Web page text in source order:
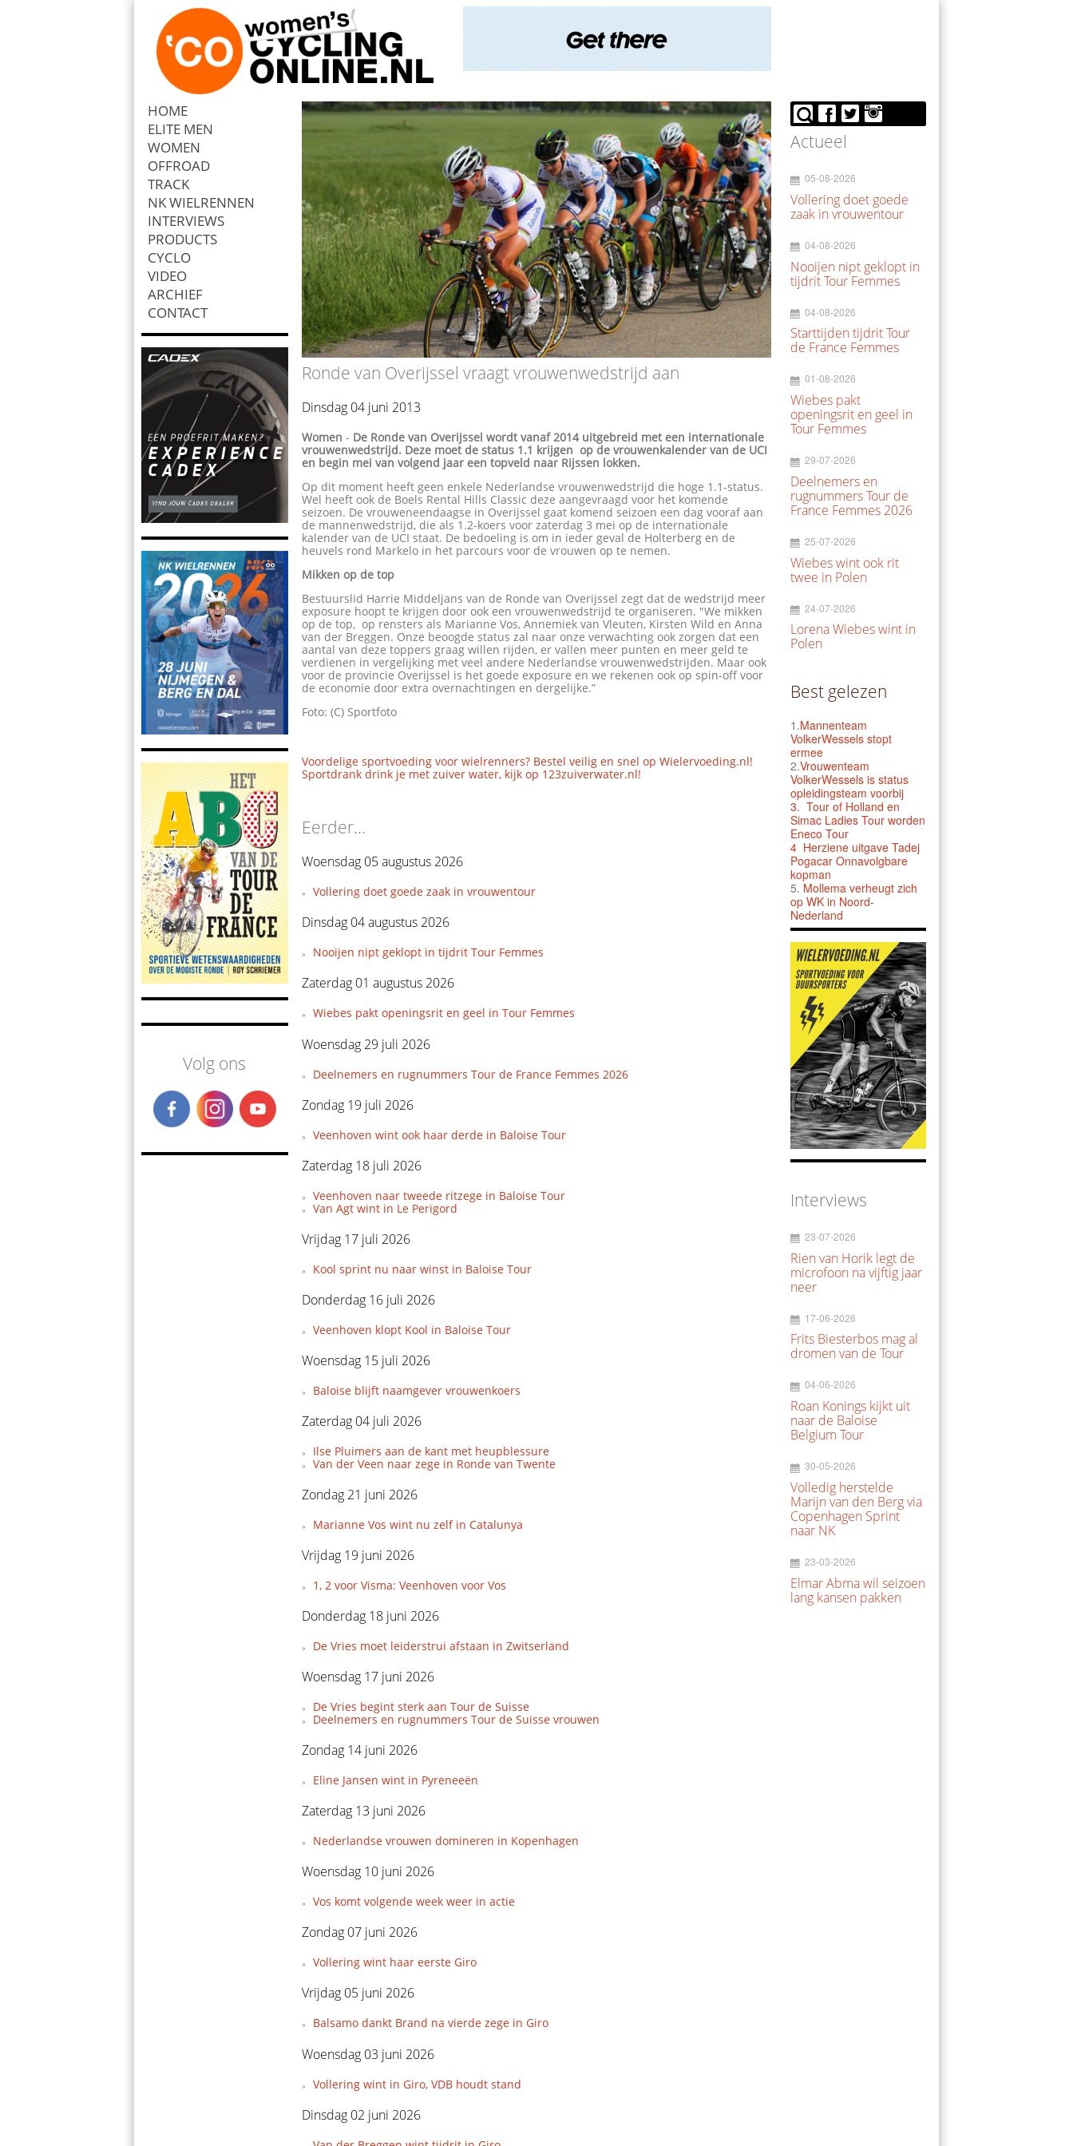
HOME
ELITE MEN
WOMEN
OFFROAD
TRACK
NK WIELRENNEN
INTERVIEWS
PRODUCTS
CYCLO
VIDEO
ARCHIEF
CONTACT
Zoek
Volg ons
Ronde van Overijssel vraagt vrouwenwedstrijd aan
Dinsdag 04 juni 2013
Women - De Ronde van Overijssel wordt vanaf 2014 uitgebreid met een internationale
vrouwenwedstrijd. Deze moet de status 1.1 krijgen op de vrouwenkalender van de UCI
en begin mei van volgend jaar een topveld naar Rijssen lokken.
Op dit moment heeft geen enkele Nederlandse vrouwenwedstrijd die hoge 1.1-status.
Wel heeft ook de Boels Rental Hills Classic deze aangevraagd voor het komende
seizoen. De vrouweneendaagse in Overijssel gaat komend seizoen een dag vooraf aan
de mannenwedstrijd, die als 1.2-koers voor zaterdag 3 mei op de internationale
kalender van de UCI staat. De bedoeling is om in ieder geval de Holterberg en de
heuvels rond Markelo in het parcours voor de vrouwen op te nemen.
Mikken op de top
Bestuurslid Harrie Middeljans van de Ronde van Overijssel zegt dat de wedstrijd meer
exposure hoopt te krijgen door ook een vrouwenwedstrijd te organiseren. "We mikken
op de top, op rensters als Marianne Vos, Annemiek van Vleuten, Kirsten Wild en Anna
van der Breggen. Onze beoogde status zal naar onze verwachting ook zorgen dat een
aantal van deze toppers graag willen rijden, er vallen meer punten en meer geld te
verdienen in vergelijking met veel andere Nederlandse vrouwenwedstrijden. Maar ook
voor de provincie Overijssel is het goede exposure en we rekenen ook op spin-off voor
de economie door extra overnachtingen en dergelijke.”
Foto: (C) Sportfoto
Voordelige sportvoeding voor wielrenners? Bestel veilig en snel op Wielervoeding.nl!
Sportdrank drink je met zuiver water, kijk op 123zuiverwater.nl!
Eerder...
Woensdag 05 augustus 2026
Vollering doet goede zaak in vrouwentour
Dinsdag 04 augustus 2026
Nooijen nipt geklopt in tijdrit Tour Femmes
Zaterdag 01 augustus 2026
Wiebes pakt openingsrit en geel in Tour Femmes
Woensdag 29 juli 2026
Deelnemers en rugnummers Tour de France Femmes 2026
Zondag 19 juli 2026
Veenhoven wint ook haar derde in Baloise Tour
Zaterdag 18 juli 2026
Veenhoven naar tweede ritzege in Baloise Tour
Van Agt wint in Le Perigord
Vrijdag 17 juli 2026
Kool sprint nu naar winst in Baloise Tour
Donderdag 16 juli 2026
Veenhoven klopt Kool in Baloise Tour
Woensdag 15 juli 2026
Baloise blijft naamgever vrouwenkoers
Zaterdag 04 juli 2026
Ilse Pluimers aan de kant met heupblessure
Van der Veen naar zege in Ronde van Twente
Zondag 21 juni 2026
Marianne Vos wint nu zelf in Catalunya
Vrijdag 19 juni 2026
1, 2 voor Visma: Veenhoven voor Vos
Donderdag 18 juni 2026
De Vries moet leiderstrui afstaan in Zwitserland
Woensdag 17 juni 2026
De Vries begint sterk aan Tour de Suisse
Deelnemers en rugnummers Tour de Suisse vrouwen
Zondag 14 juni 2026
Eline Jansen wint in Pyreneeën
Zaterdag 13 juni 2026
Nederlandse vrouwen domineren in Kopenhagen
Woensdag 10 juni 2026
Vos komt volgende week weer in actie
Zondag 07 juni 2026
Vollering wint haar eerste Giro
Vrijdag 05 juni 2026
Balsamo dankt Brand na vierde zege in Giro
Woensdag 03 juni 2026
Vollering wint in Giro, VDB houdt stand
Dinsdag 02 juni 2026
Actueel
05-08-2026
Vollering doet goede
zaak in vrouwentour
04-08-2026
Nooijen nipt geklopt in
tijdrit Tour Femmes
04-08-2026
Starttijden tijdrit Tour
de France Femmes
01-08-2026
Wiebes pakt
openingsrit en geel in
Tour Femmes
29-07-2026
Deelnemers en
rugnummers Tour de
France Femmes 2026
25-07-2026
Wiebes wint ook rit
twee in Polen
24-07-2026
Lorena Wiebes wint in
Polen
Best gelezen
1.Mannenteam
VolkerWessels stopt
ermee
2.Vrouwenteam
VolkerWessels is status
opleidingsteam voorbij
3. Tour of Holland en
Simac Ladies Tour worden
Eneco Tour
4 Herziene uitgave Tadej
Pogacar Onnavolgbare
kopman
5. Mollema verheugt zich
op WK in Noord-
Nederland
Interviews
23-07-2026
Rien van Horik legt de
microfoon na vijftig jaar
neer
17-06-2026
Frits Biesterbos mag al
dromen van de Tour
04-06-2026
Roan Konings kijkt uit
naar de Baloise
Belgium Tour
30-05-2026
Volledig herstelde
Marijn van den Berg via
Copenhagen Sprint
naar NK
23-03-2026
Elmar Abma wil seizoen
lang kansen pakken